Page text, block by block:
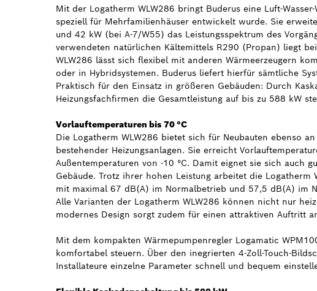
Mit der Logatherm WLW286 bringt Buderus eine Luft-
speziell für Mehrfamilienhäuser entwickelt wurde. Sie
und 42 kW (bei A-7/W55) das Leistungsspektrum des
verwendeten natürlichen Kältemittels R290 (Propan) liegt
WLW286 lässt sich flexibel mit anderen Wärmeerzeugern
oder in Hybridsystemen. Buderus liefert hierfür sämtliche
Praktisch für den Einsatz in größeren Gebäuden: Durch
Heizungsfachfirmen die Gesamtleistung auf bis zu 588 kW
Vorlauftemperaturen bis 70 °C
Die Logatherm WLW286 bietet sich für Neubauten ebenso
bestehender Heizungsanlagen. Sie erreicht
Außentemperaturen von -10 °C. Damit eignet sie sich auch
Gebäude. Trotz ihrer hohen Leistung arbeitet die Logatherm
mit maximal 67 dB(A) im Normalbetrieb und 57,5 dB(A) im
Alle Varianten der Logatherm WLW286 können nicht nur
modernes Design sorgt zudem für einen attraktiven Auftritt
Mit dem kompakten Wärmepumpenregler Logamatic
komfortabel steuern. Über den inegrierten 4-Zoll-Touch-
Installateure einzelne Parameter schnell und bequem